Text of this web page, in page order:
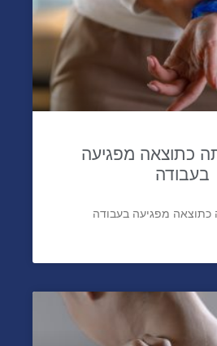
כתוצאה מפגיעה
בעבודה
כתוצאה מפגיעה בעבודה